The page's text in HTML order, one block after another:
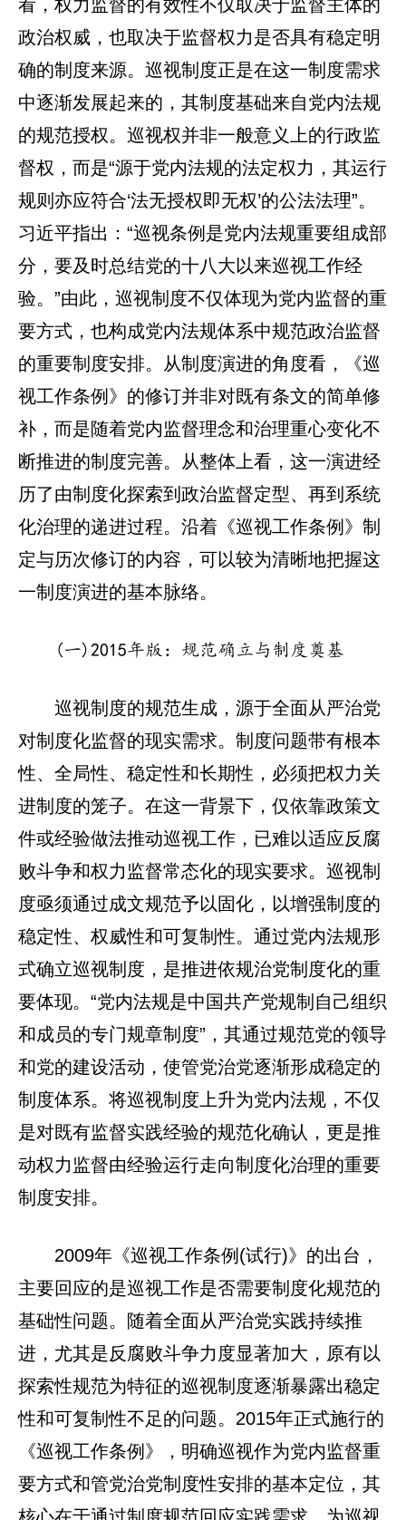
看，权力监督的有效性不仅取决于监督主体的
政治权威，也取决于监督权力是否具有稳定明
确的制度来源。巡视制度正是在这一制度需求
中逐渐发展起来的，其制度基础来自党内法规
的规范授权。巡视权并非一般意义上的行政监
督权，而是“源于党内法规的法定权力，其运行
规则亦应符合‘法无授权即无权’的公法法理”。
习近平指出：“巡视条例是党内法规重要组成部
分，要及时总结党的十八大以来巡视工作经
验。”由此，巡视制度不仅体现为党内监督的重
要方式，也构成党内法规体系中规范政治监督
的重要制度安排。从制度演进的角度看，《巡
视工作条例》的修订并非对既有条文的简单修
补，而是随着党内监督理念和治理重心变化不
断推进的制度完善。从整体上看，这一演进经
历了由制度化探索到政治监督定型、再到系统
化治理的递进过程。沿着《巡视工作条例》制
定与历次修订的内容，可以较为清晰地把握这
一制度演进的基本脉络。
(一)2015年版：规范确立与制度奠基
巡视制度的规范生成，源于全面从严治党
对制度化监督的现实需求。制度问题带有根本
性、全局性、稳定性和长期性，必须把权力关
进制度的笼子。在这一背景下，仅依靠政策文
件或经验做法推动巡视工作，已难以适应反腐
败斗争和权力监督常态化的现实要求。巡视制
度亟须通过成文规范予以固化，以增强制度的
稳定性、权威性和可复制性。通过党内法规形
式确立巡视制度，是推进依规治党制度化的重
要体现。“党内法规是中国共产党规制自己组织
和成员的专门规章制度”，其通过规范党的领导
和党的建设活动，使管党治党逐渐形成稳定的
制度体系。将巡视制度上升为党内法规，不仅
是对既有监督实践经验的规范化确认，更是推
动权力监督由经验运行走向制度化治理的重要
制度安排。
2009年《巡视工作条例(试行)》的出台，
主要回应的是巡视工作是否需要制度化规范的
基础性问题。随着全面从严治党实践持续推
进，尤其是反腐败斗争力度显著加大，原有以
探索性规范为特征的巡视制度逐渐暴露出稳定
性和可复制性不足的问题。2015年正式施行的
《巡视工作条例》，明确巡视作为党内监督重
要方式和管党治党制度性安排的基本定位，其